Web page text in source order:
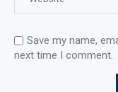
Save my name,
next time I comment.